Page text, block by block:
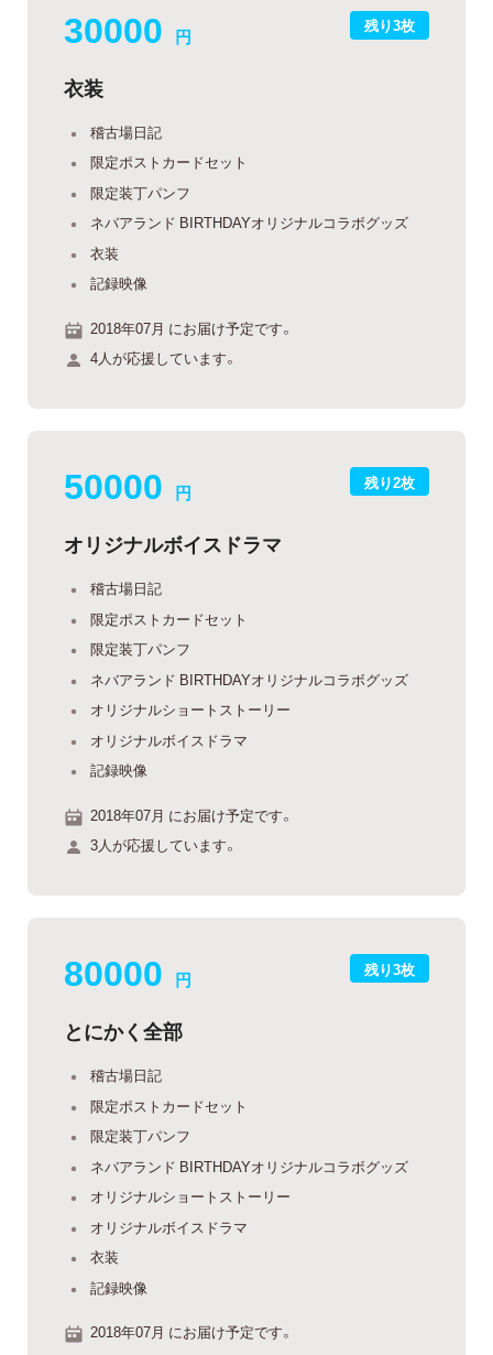
残り3枚
30000 円
衣装
稽古場日記
限定ポストカードセット
限定装丁パンフ
ネバアランド BIRTHDAYオリジナルコラボグッズ
衣装
記録映像
2018年07月 にお届け予定です。
4人が応援しています。
残り2枚
50000 円
オリジナルボイスドラマ
稽古場日記
限定ポストカードセット
限定装丁パンフ
ネバアランド BIRTHDAYオリジナルコラボグッズ
オリジナルショートストーリー
オリジナルボイスドラマ
記録映像
2018年07月 にお届け予定です。
3人が応援しています。
残り3枚
80000 円
とにかく全部
稽古場日記
限定ポストカードセット
限定装丁パンフ
ネバアランド BIRTHDAYオリジナルコラボグッズ
オリジナルショートストーリー
オリジナルボイスドラマ
衣装
記録映像
2018年07月 にお届け予定です。